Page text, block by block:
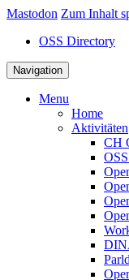
Mastodon Zum Inhalt
OSS Directory
Navigation
Menu
Home
Aktivitäten
CH